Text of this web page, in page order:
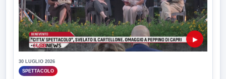
▶
30 LUGLIO 2026
SPETTACOLO